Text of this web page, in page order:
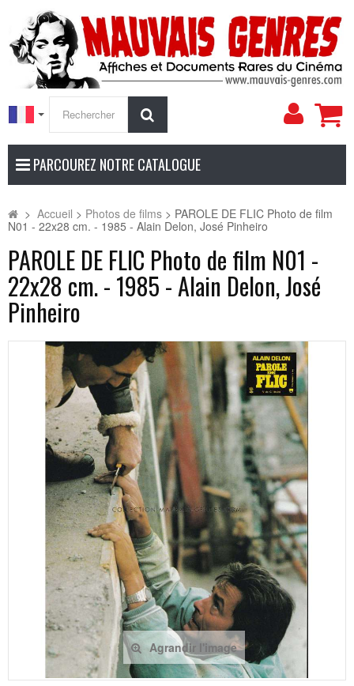
Mon
PARCOUREZ NOTRE CATALOGUE
> Accueil > Photos de films > PAROLE DE FLIC Photo de film
N01 - 22x28 cm. - 1985 - Alain Delon, José Pinheiro
PAROLE DE FLIC Photo de film N01 -
22x28 cm. - 1985 - Alain Delon, José
Pinheiro
Agrandir l'image